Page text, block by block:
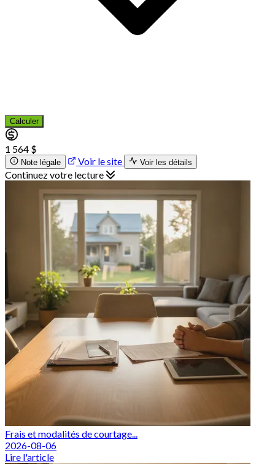
Calculer
1 564 $
Note légale Voir le site Voir les détails
Continuez votre lecture
Frais et modalités de courtage...
2026-08-06
Lire l'article